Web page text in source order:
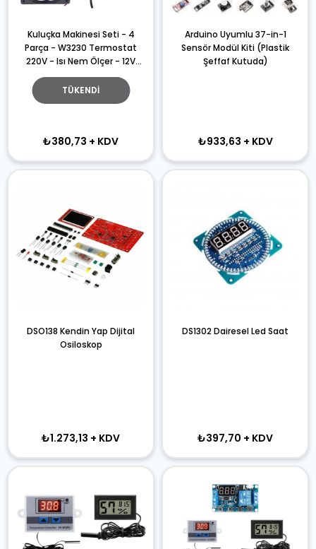
TÜKENDI
Kuluçka Makinesi Seti - 4
Parça - W3230 Termostat
220V - Isı Nem Ölçer - 12V
Adaptör - 120x120 12V Fan
₺380,73 + KDV
Arduino Uyumlu 37-in-1
Sensör Modül Kiti (Plastik
Şeffaf Kutuda)
₺933,63 + KDV
DSO138 Kendin Yap Dijital
Osiloskop
₺1.273,13 + KDV
DS1302 Dairesel Led Saat
₺397,70 + KDV